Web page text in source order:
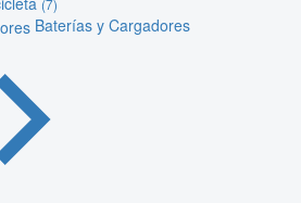
Baterías y Cargadores